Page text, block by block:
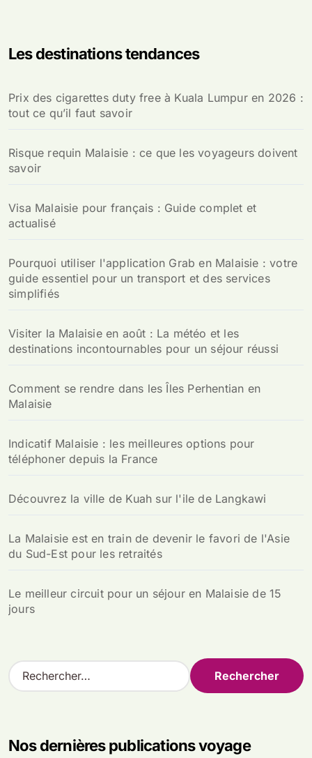
Les destinations tendances
Prix des cigarettes duty free à Kuala Lumpur en 2026 :
tout ce qu’il faut savoir
Risque requin Malaisie : ce que les voyageurs doivent
savoir
Visa Malaisie pour français : Guide complet et
actualisé
Pourquoi utiliser l'application Grab en Malaisie : votre
guide essentiel pour un transport et des services
simplifiés
Visiter la Malaisie en août : La météo et les
destinations incontournables pour un séjour réussi
Comment se rendre dans les Îles Perhentian en
Malaisie
Indicatif Malaisie : les meilleures options pour
téléphoner depuis la France
Découvrez la ville de Kuah sur l'ile de Langkawi
La Malaisie est en train de devenir le favori de l'Asie
du Sud-Est pour les retraités
Le meilleur circuit pour un séjour en Malaisie de 15
jours
R
e
rNos dernières publications voyage